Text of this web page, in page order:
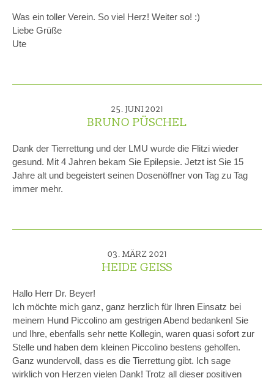
Was ein toller Verein. So viel Herz! Weiter so! :)
Liebe Grüße
Ute
25. JUNI 2021
BRUNO PÜSCHEL
Dank der Tierrettung und der LMU wurde die Flitzi wieder
gesund. Mit 4 Jahren bekam Sie Epilepsie. Jetzt ist Sie 15
Jahre alt und begeistert seinen Dosenöffner von Tag zu Tag
immer mehr.
03. MÄRZ 2021
HEIDE GEISS
Hallo Herr Dr. Beyer!
Ich möchte mich ganz, ganz herzlich für Ihren Einsatz bei
meinem Hund Piccolino am gestrigen Abend bedanken! Sie
und Ihre, ebenfalls sehr nette Kollegin, waren quasi sofort zur
Stelle und haben dem kleinen Piccolino bestens geholfen.
Ganz wundervoll, dass es die Tierrettung gibt. Ich sage
wirklich von Herzen vielen Dank! Trotz all dieser positiven